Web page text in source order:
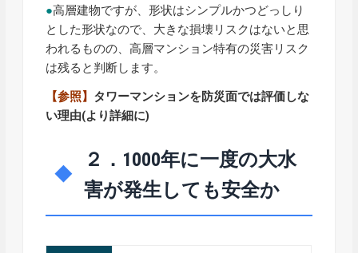
●高層建物ですが、形状はシンプルかつどっしり
とした形状なので、大きな損壊リスクはないと思
われるものの、高層マンション特有の災害リスク
は残ると判断します。
【参照】 タワーマンションを防災面では評価しな
い理由(より詳細に)
２．1000年に一度の大水
害が発生しても安全か